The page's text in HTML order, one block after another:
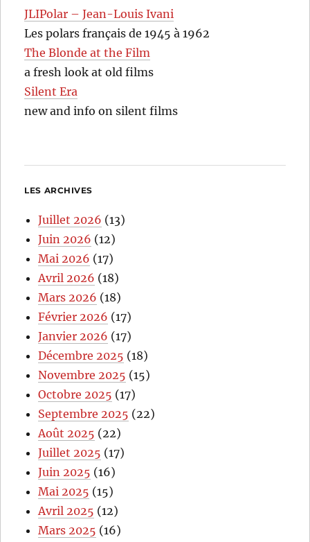
JLIPolar – Jean-Louis Ivani
Les polars français de 1945 à 1962
The Blonde at the Film
a fresh look at old films
Silent Era
new and info on silent films
LES ARCHIVES
Juillet 2026 (13)
Juin 2026 (12)
Mai 2026 (17)
Avril 2026 (18)
Mars 2026 (18)
Février 2026 (17)
Janvier 2026 (17)
Décembre 2025 (18)
Novembre 2025 (15)
Octobre 2025 (17)
Septembre 2025 (22)
Août 2025 (22)
Juillet 2025 (17)
Juin 2025 (16)
Mai 2025 (15)
Avril 2025 (12)
Mars 2025 (16)